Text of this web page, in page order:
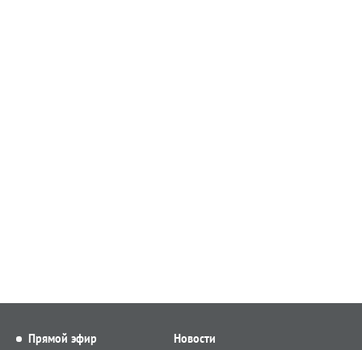
Прямой эфир
Новости